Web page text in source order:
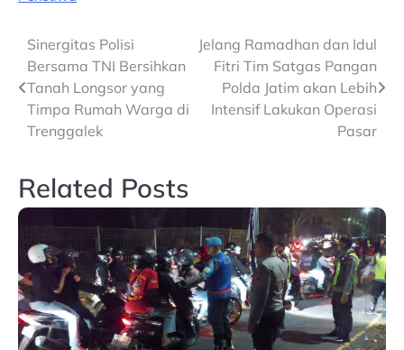
Post
navigation
Sinergitas Polisi
Bersama TNI Bersihkan
Tanah Longsor yang
Timpa Rumah Warga di
Trenggalek
Jelang Ramadhan dan Idul
Fitri Tim Satgas Pangan
Polda Jatim akan Lebih
Intensif Lakukan Operasi
Pasar
Related Posts